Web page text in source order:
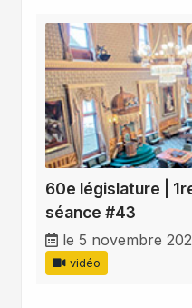
60e législature |
séance #43
le 5 novembre
vidéo